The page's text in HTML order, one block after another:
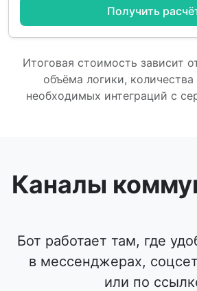
Получить
Итоговая стоимость зависит
объёма логики,
необходимых интеграций с
Каналы
Бот работает там, где
в мессенджерах,
или по